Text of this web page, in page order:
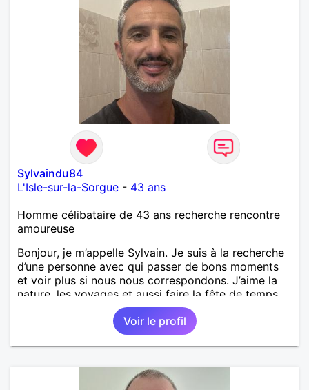
Sylvaindu84
L'Isle-sur-la-Sorgue - 43 ans
Homme célibataire de 43 ans recherche rencontre
amoureuse
Bonjour, je m’appelle Sylvain. Je suis à la recherche
d’une personne avec qui passer de bons moments
et voir plus si nous nous correspondons. J’aime la
nature, les voyages et aussi faire la fête de temps
en temps ;-)Je suis papa d’un petit garçon de 7 ans
dont je m’occupe en garde alternée. J’aime à peu
près tous les styles de musique. (Oui je suis pas
trop fan de Jul). Je fais du sport pour garder la
Voir le profil